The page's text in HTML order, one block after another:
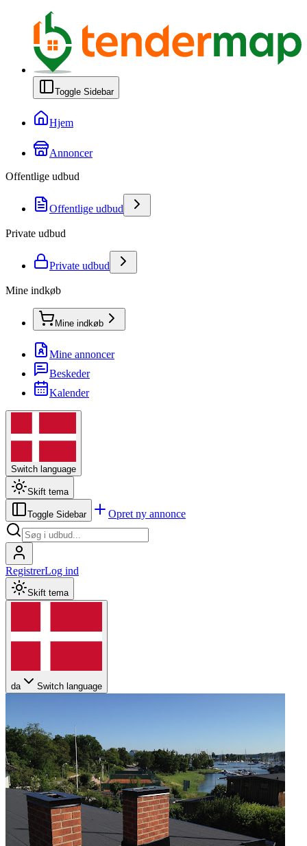
Toggle Sidebar
Hjem
Annoncer
Offentlige udbud
Offentlige udbud
Private udbud
Private udbud
Mine indkøb
Mine indkøb
Mine annoncer
Beskeder
Kalender
Switch language
Skift tema
Toggle Sidebar Opret ny annonce
RegistrerLog ind
Skift tema
da Switch language